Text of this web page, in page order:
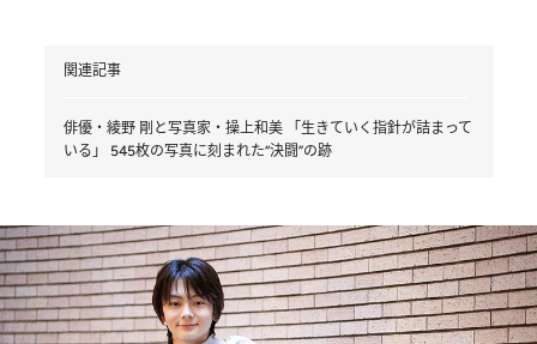
関連記事
俳優・綾野 剛と写真家・操上和美 「生きていく指針が詰まって
いる」 545枚の写真に刻まれた“決闘”の跡